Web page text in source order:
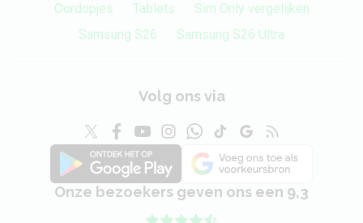
Oordopjes
Tablets
Sim Only vergelijken
Samsung S26
Samsung S26 Ultra
Volg ons via
Onze bezoekers geven ons een 9,3